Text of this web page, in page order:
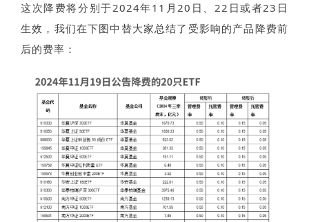
这次降费将分别于2024年11月20日、22日或者23日
生效，我们在下图中替大家总结了受影响的产品降费前
后的费率：